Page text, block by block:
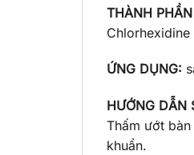
THÀNH
ỨNG DỤNG:
HƯỚNG DẪN
Thấm ướt
khuẩn.